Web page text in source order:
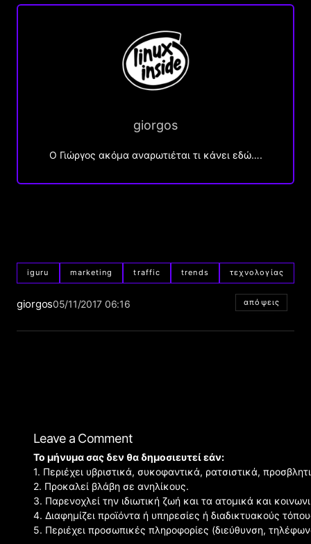
giorgos
Ο Γιώργος ακόμα αναρωτιέται τι κάνει εδώ….
iguru marketing traffic trends τεχνολογίας
giorgos05/11/2017 06:16 απόψεις
Leave a Comment
Το μήνυμα σας δεν θα δημοσιευτεί εάν:
1. Περιέχει υβριστικά, συκοφαντικά, ρατσιστικά,
2. Προκαλεί βλάβη σε ανηλίκους.
3. Παρενοχλεί την ιδιωτική ζωή και τα ατομικά και
4. Διαφημίζει προϊόντα ή υπηρεσίες ή διαδικτυακούς
5. Περιέχει προσωπικές πληροφορίες (διεύθυνση,